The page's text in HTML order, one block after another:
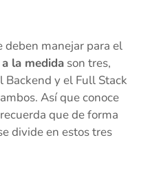
deben manejar para el
la medida son tres,
y el Full Stack
Así que conoce
que de forma
divide en estos tres